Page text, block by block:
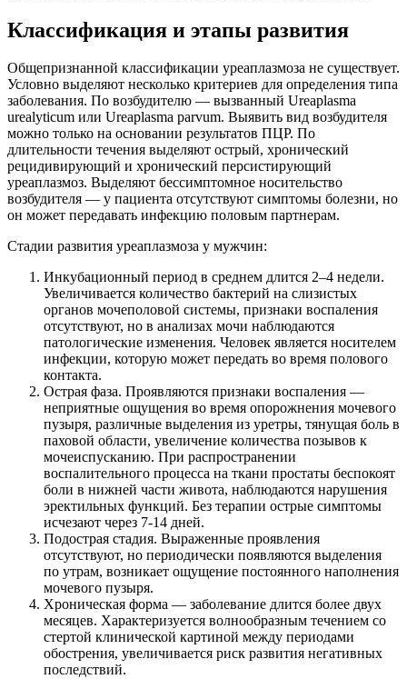
Классификация и этапы развития
Общепризнанной классификации уреаплазмоза не существует.
Условно выделяют несколько критериев для определения типа
заболевания. По возбудителю — вызванный Ureaplasma
urealyticum или Ureaplasma parvum. Выявить вид возбудителя
можно только на основании результатов ПЦР. По
длительности течения выделяют острый, хронический
рецидивирующий и хронический персистирующий
уреаплазмоз. Выделяют бессимптомное носительство
возбудителя — у пациента отсутствуют симптомы болезни, но
он может передавать инфекцию половым партнерам.
Стадии развития уреаплазмоза у мужчин:
Инкубационный период в среднем длится 2–4 недели.
Увеличивается количество бактерий на слизистых
органов мочеполовой системы, признаки воспаления
отсутствуют, но в анализах мочи наблюдаются
патологические изменения. Человек является носителем
инфекции, которую может передать во время полового
контакта.
Острая фаза. Проявляются признаки воспаления —
неприятные ощущения во время опорожнения мочевого
пузыря, различные выделения из уретры, тянущая боль в
паховой области, увеличение количества позывов к
мочеиспусканию. При распространении
воспалительного процесса на ткани простаты беспокоят
боли в нижней части живота, наблюдаются нарушения
эректильных функций. Без терапии острые симптомы
исчезают через 7-14 дней.
Подострая стадия. Выраженные проявления
отсутствуют, но периодически появляются выделения
по утрам, возникает ощущение постоянного наполнения
мочевого пузыря.
Хроническая форма — заболевание длится более двух
месяцев. Характеризуется волнообразным течением со
стертой клинической картиной между периодами
обострения, увеличивается риск развития негативных
последствий.